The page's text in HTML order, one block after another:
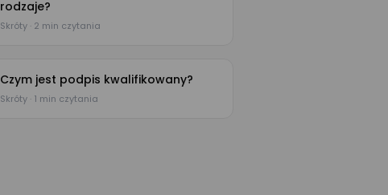
rodzaje?
Skróty · 2 min czytania
Czym jest podpis kwalifikowany?
Skróty · 1 min czytania